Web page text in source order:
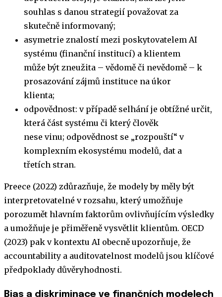
souhlas s danou strategií považovat za
skutečně informovaný;
asymetrie znalostí mezi poskytovatelem AI
systému (finanční institucí) a klientem
může být zneužita – vědomě či nevědomě – k
prosazování zájmů instituce na úkor
klienta;
odpovědnost: v případě selhání je obtížné určit,
která část systému či který člověk
nese vinu; odpovědnost se „rozpouští“ v
komplexním ekosystému modelů, dat a
třetích stran.
Preece (2022) zdůrazňuje, že modely by měly být
interpretovatelné v rozsahu, který umožňuje
porozumět hlavním faktorům ovlivňujícím výsledky
a umožňuje je přiměřeně vysvětlit klientům. OECD
(2023) pak v kontextu AI obecně upozorňuje, že
accountability a auditovatelnost modelů jsou klíčové
předpoklady důvěryhodnosti.
Bias a diskriminace ve finančních modelech